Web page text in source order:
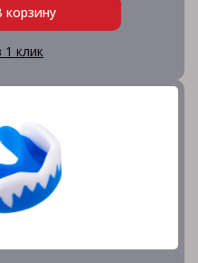
корзину
1 клик